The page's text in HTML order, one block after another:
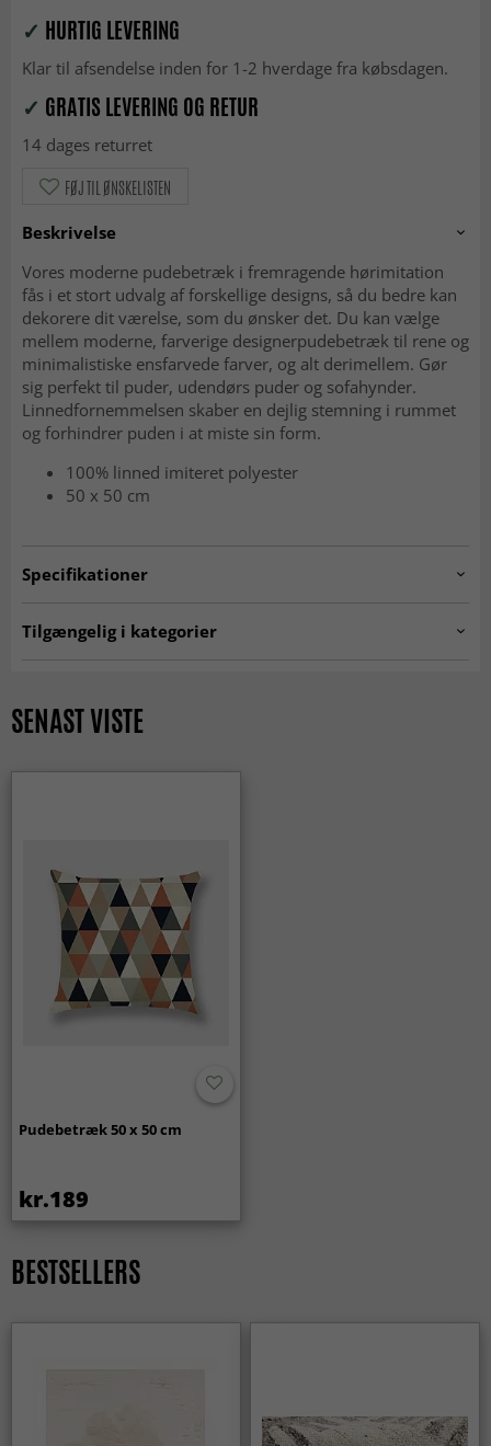
✓ HURTIG LEVERING
Klar til afsendelse inden for 1-2 hverdage fra købsdagen.
✓ GRATIS LEVERING OG RETUR
14 dages returret
FØJ TIL ØNSKELISTEN
Beskrivelse
Vores moderne pudebetræk i fremragende hørimitation
fås i et stort udvalg af forskellige designs, så du bedre kan
dekorere dit værelse, som du ønsker det. Du kan vælge
mellem moderne, farverige designerpudebetræk til rene og
minimalistiske ensfarvede farver, og alt derimellem. Gør
sig perfekt til puder, udendørs puder og sofahynder.
Linnedfornemmelsen skaber en dejlig stemning i rummet
og forhindrer puden i at miste sin form.
100% linned imiteret polyester
50 x 50 cm
Specifikationer
Tilgængelig i kategorier
SENAST VISTE
Pudebetræk 50 x 50 cm
kr.189
BESTSELLERS